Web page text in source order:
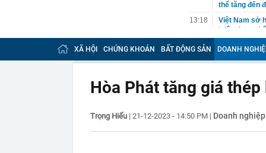
thể tăng đến
13:18
Việt Nam sở
‘siêu thực
chuộng
Á hậu Thuý
thi công:
12:58
Thống đốc
12:56
Đang đi dạo,
chạy
Keppel rút
XÃ HỘI CHỨNG KHOÁN BẤT ĐỘNG SẢN DOANH
Hòa Phát tăng giá
Trọng Hiếu | 21-12-2023 - 14:50 PM | Doanh nghiệp